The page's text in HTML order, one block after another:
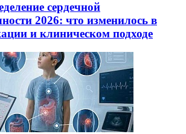
сердечной
2026: что изменилось в
и клиническом подходе